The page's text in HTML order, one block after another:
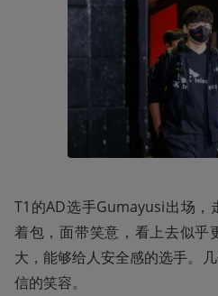
T1的AD选手Gumayusi出场，
着包，面带笑意，看上去似乎
大，能够给人安全感的选手。
信的笑容。